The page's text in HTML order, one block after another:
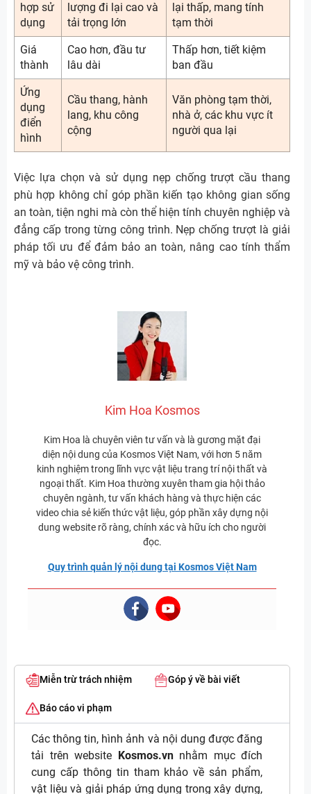
hợp sử
dụng
lượng đi lại cao và
tải trọng lớn
lại thấp, mang tính
tạm thời
Giá
thành
Cao hơn, đầu tư
lâu dài
Thấp hơn, tiết kiệm
ban đầu
Ứng
dụng
điển
hình
Cầu thang, hành
lang, khu công
cộng
Văn phòng tạm thời,
nhà ở, các khu vực ít
người qua lại
Việc lựa chọn và sử dụng nẹp chống trượt cầu thang
phù hợp không chỉ góp phần kiến tạo không gian sống
an toàn, tiện nghi mà còn thể hiện tính chuyên nghiệp và
đẳng cấp trong từng công trình. Nẹp chống trượt là giải
pháp tối ưu để đảm bảo an toàn, nâng cao tính thẩm
mỹ và bảo vệ công trình.
Kim Hoa Kosmos
Kim Hoa là chuyên viên tư vấn và là gương mặt đại
diện nội dung của Kosmos Việt Nam, với hơn 5 năm
kinh nghiệm trong lĩnh vực vật liệu trang trí nội thất và
ngoại thất. Kim Hoa thường xuyên tham gia hội thảo
chuyên ngành, tư vấn khách hàng và thực hiện các
video chia sẻ kiến thức vật liệu, góp phần xây dựng nội
dung website rõ ràng, chính xác và hữu ích cho người
đọc.
Quy trình quản lý nội dung tại Kosmos Việt Nam
Miễn trừ trách nhiệm Góp ý về bài viết
Báo cáo vi phạm
Các thông tin, hình ảnh và nội dung được đăng
tải trên website
Kosmos.vnnhằm mục đích
cung cấp thông tin tham khảo về sản phẩm,
vật liệu và giải pháp ứng dụng trong xây dựng,